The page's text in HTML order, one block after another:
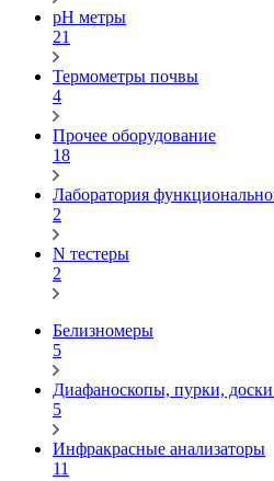
pH метры
21
Термометры почвы
4
Прочее оборудование
18
Лаборатория
2
N тестеры
2
Белизномеры
5
Диафаноскопы, пурки,
5
Инфракрасные анализаторы
11